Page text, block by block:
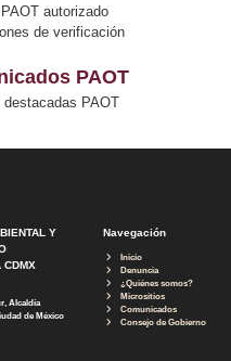
autorizado
de verificación
PAOT
PAOT
Y
CDMX
Alcaldía
de México
Navegación
Inicio
Denuncia
¿Quiénes somos?
Micrositios
Comunicados
Consejo de Gobierno